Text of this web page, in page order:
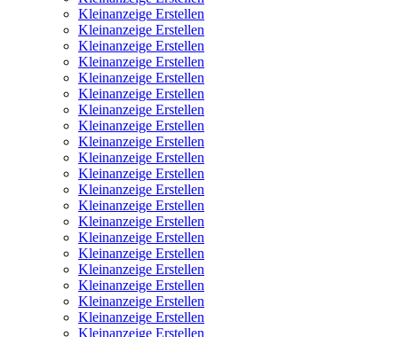
Kleinanzeige Erstellen
Kleinanzeige Erstellen
Kleinanzeige Erstellen
Kleinanzeige Erstellen
Kleinanzeige Erstellen
Kleinanzeige Erstellen
Kleinanzeige Erstellen
Kleinanzeige Erstellen
Kleinanzeige Erstellen
Kleinanzeige Erstellen
Kleinanzeige Erstellen
Kleinanzeige Erstellen
Kleinanzeige Erstellen
Kleinanzeige Erstellen
Kleinanzeige Erstellen
Kleinanzeige Erstellen
Kleinanzeige Erstellen
Kleinanzeige Erstellen
Kleinanzeige Erstellen
Kleinanzeige Erstellen
Kleinanzeige Erstellen